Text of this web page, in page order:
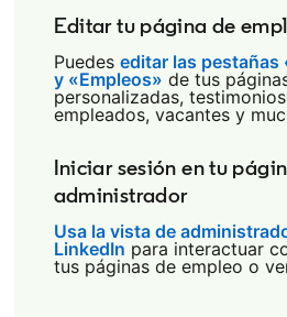
Editar tu página de
Puedes editar las pestañas
y «Empleos» opens in a
de tus
personalizadas,
empleados, vacantes y
Iniciar sesión en tu
administrador
Usa la vista de
LinkedIn opens in a new tab
para interactuar
tus páginas de empleo o